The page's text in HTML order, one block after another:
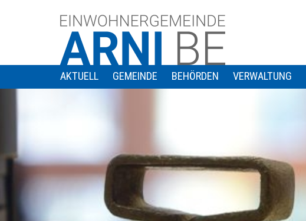
AKTUELL GEMEINDE BEHÖRDEN VERWALTUNG